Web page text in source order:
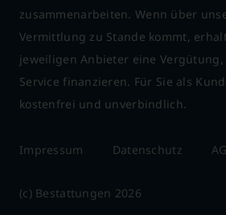
zusammenarbeiten. Wenn über
Vermittlung zu Stande kommt,
jeweiligen Anbieter eine
Service finanzieren. Für Sie als
kostenfrei und unverbindlich.
Impressum Datenschutz
(c) Bestattungen 2026